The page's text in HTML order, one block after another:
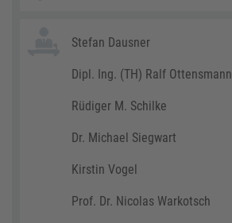
Stefan Dausner
Dipl. Ing. (TH) Ralf Ottensmann
Rüdiger M. Schilke
Dr. Michael Siegwart
Kirstin Vogel
Prof. Dr. Nicolas Warkotsch